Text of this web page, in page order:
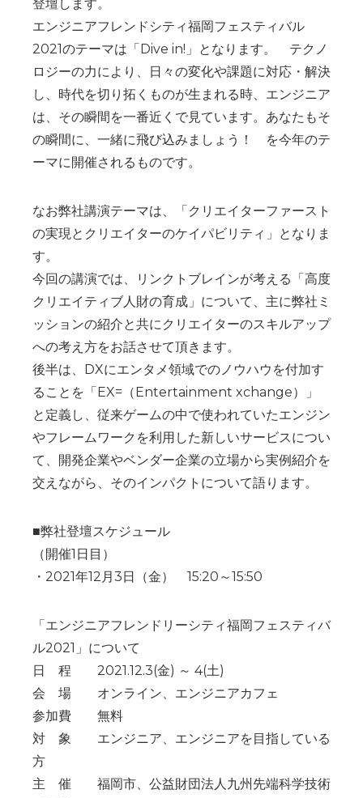
登壇します。
エンジニアフレンドシティ福岡フェスティバル
2021のテーマは「Dive in!」となります。 テクノ
ロジーの力により、日々の変化や課題に対応・解決
し、時代を切り拓くものが生まれる時、エンジニア
は、その瞬間を一番近くで見ています。あなたもそ
の瞬間に、一緒に飛び込みましょう！ を今年のテ
ーマに開催されるものです。
なお弊社講演テーマは、「クリエイターファースト
の実現とクリエイターのケイパビリティ」となりま
す。
今回の講演では、リンクトブレインが考える「高度
クリエイティブ人財の育成」について、主に弊社ミ
ッションの紹介と共にクリエイターのスキルアップ
への考え方をお話させて頂きます。
後半は、DXにエンタメ領域でのノウハウを付加す
ることを「EX=（Entertainment xchange）」
と定義し、従来ゲームの中で使われていたエンジン
やフレームワークを利用した新しいサービスについ
て、開発企業やベンダー企業の立場から実例紹介を
交えながら、そのインパクトについて語ります。
■弊社登壇スケジュール
（開催1日目）
・2021年12月3日（金） 15:20～15:50
「エンジニアフレンドリーシティ福岡フェスティバ
ル2021」について
日 程 2021.12.3(金) ～ 4(土)
会 場 オンライン、エンジニアカフェ
参加費 無料
対 象 エンジニア、エンジニアを目指している
方
主 催 福岡市、公益財団法⼈九州先端科学技術